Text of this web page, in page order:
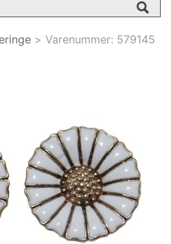
> Varenummer: 579145